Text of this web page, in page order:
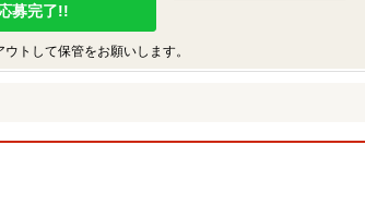
募完了!!
トして保管をお願いします。